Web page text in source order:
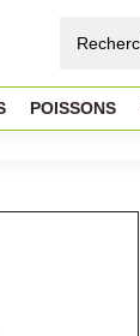
POISSONS